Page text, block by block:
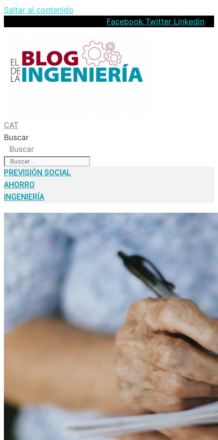
Saltar al contenido
Facebook Twitter Linkedin
CAT
Buscar
Buscar
PREVISIÓN SOCIAL
AHORRO
INGENIERÍA